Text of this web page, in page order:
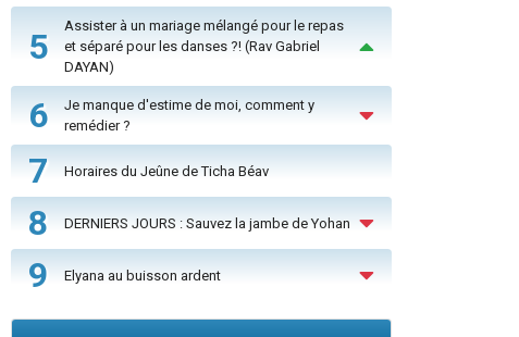
5
Assister à un mariage mélangé pour le repas
et séparé pour les danses ?! (Rav Gabriel
DAYAN)
6
Je manque d'estime de moi, comment y
remédier ?
7 Horaires du Jeûne de Ticha Béav
8 DERNIERS JOURS : Sauvez la jambe de Yohan
9 Elyana au buisson ardent